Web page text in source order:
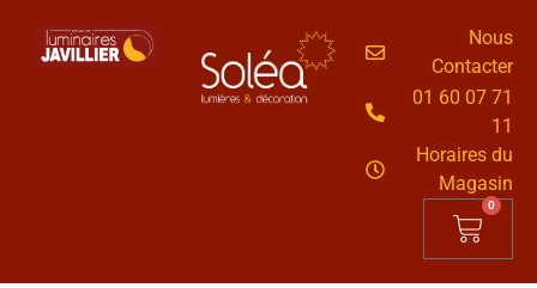
Nous
Contacter
01 60 07 71
11
Horaires du
Magasin
0